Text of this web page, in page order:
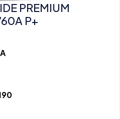
PREMIUM
P+